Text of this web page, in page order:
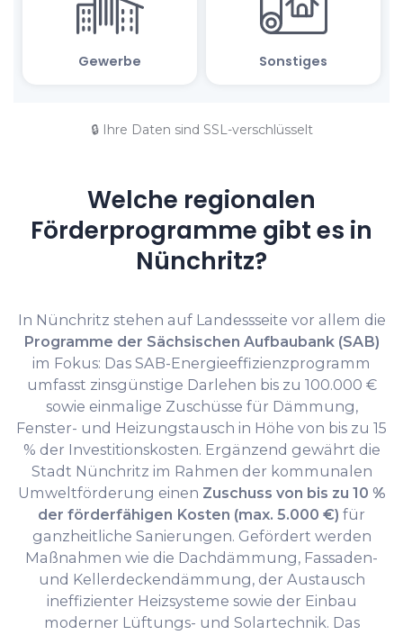
🔒 Ihre Daten sind SSL-verschlüsselt
Welche regionalen
Förderprogramme gibt es in
Nünchritz?
In Nünchritz stehen auf Landessseite vor allem die
Programme der Sächsischen Aufbaubank (SAB)
im Fokus: Das SAB-Energieeffizienzprogramm
umfasst zinsgünstige Darlehen bis zu 100.000 €
sowie einmalige Zuschüsse für Dämmung,
Fenster- und Heizungstausch in Höhe von bis zu 15
% der Investitionskosten. Ergänzend gewährt die
Stadt Nünchritz im Rahmen der kommunalen
Umweltförderung einen Zuschuss von bis zu 10 %
der förderfähigen Kosten (max. 5.000 €) für
ganzheitliche Sanierungen. Gefördert werden
Maßnahmen wie die Dachdämmung, Fassaden-
und Kellerdeckendämmung, der Austausch
ineffizienter Heizsysteme sowie der Einbau
moderner Lüftungs- und Solartechnik. Das